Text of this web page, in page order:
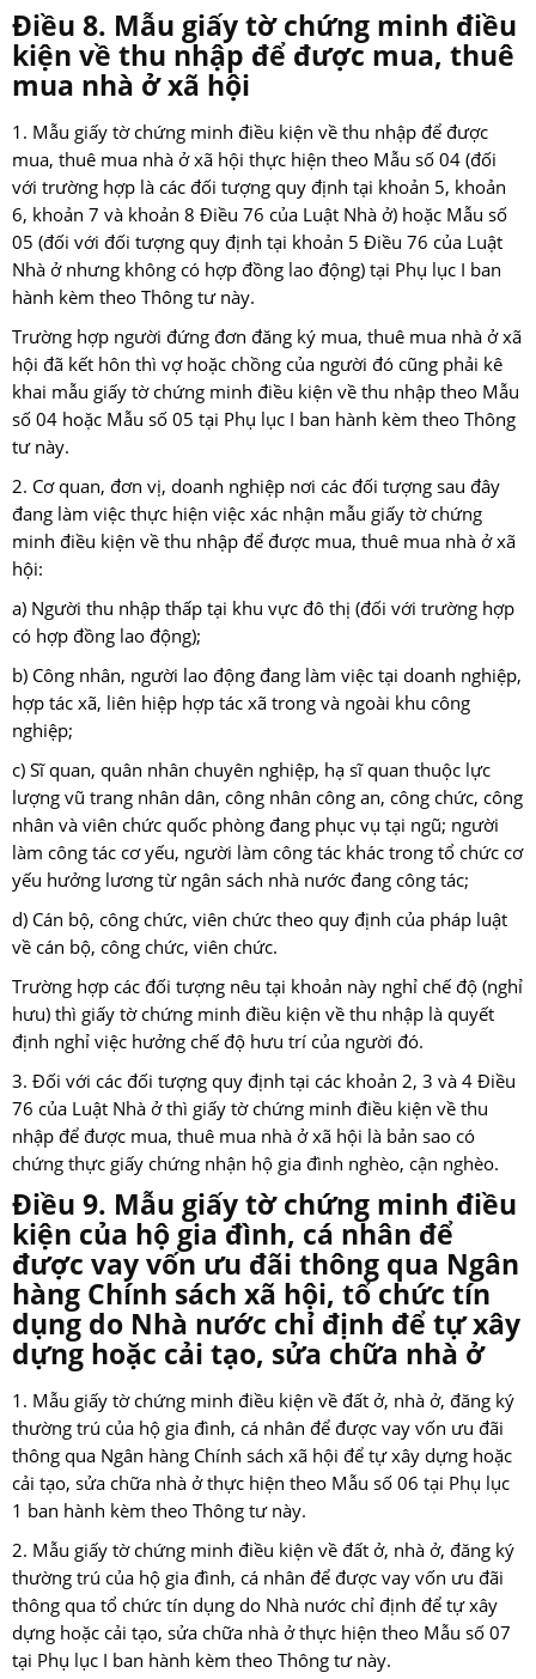
Điều 8. Mẫu giấy tờ chứng minh điều
kiện về thu nhập để được mua, thuê
mua nhà ở xã hội
1. Mẫu giấy tờ chứng minh điều kiện về thu nhập để được
mua, thuê mua nhà ở xã hội thực hiện theo Mẫu số 04 (đối
với trường hợp là các đối tượng quy định tại khoản 5, khoản
6, khoản 7 và khoản 8 Điều 76 của Luật Nhà ở) hoặc Mẫu số
05 (đối với đối tượng quy định tại khoản 5 Điều 76 của Luật
Nhà ở nhưng không có hợp đồng lao động) tại Phụ lục I ban
hành kèm theo Thông tư này.
Trường hợp người đứng đơn đăng ký mua, thuê mua nhà ở xã
hội đã kết hôn thì vợ hoặc chồng của người đó cũng phải kê
khai mẫu giấy tờ chứng minh điều kiện về thu nhập theo Mẫu
số 04 hoặc Mẫu số 05 tại Phụ lục I ban hành kèm theo Thông
tư này.
2. Cơ quan, đơn vị, doanh nghiệp nơi các đối tượng sau đây
đang làm việc thực hiện việc xác nhận mẫu giấy tờ chứng
minh điều kiện về thu nhập để được mua, thuê mua nhà ở xã
hội:
a) Người thu nhập thấp tại khu vực đô thị (đối với trường hợp
có hợp đồng lao động);
b) Công nhân, người lao động đang làm việc tại doanh nghiệp,
hợp tác xã, liên hiệp hợp tác xã trong và ngoài khu công
nghiệp;
c) Sĩ quan, quân nhân chuyên nghiệp, hạ sĩ quan thuộc lực
lượng vũ trang nhân dân, công nhân công an, công chức, công
nhân và viên chức quốc phòng đang phục vụ tại ngũ; người
làm công tác cơ yếu, người làm công tác khác trong tổ chức cơ
yếu hưởng lương từ ngân sách nhà nước đang công tác;
d) Cán bộ, công chức, viên chức theo quy định của pháp luật
về cán bộ, công chức, viên chức.
Trường hợp các đối tượng nêu tại khoản này nghỉ chế độ (nghỉ
hưu) thì giấy tờ chứng minh điều kiện về thu nhập là quyết
định nghỉ việc hưởng chế độ hưu trí của người đó.
3. Đối với các đối tượng quy định tại các khoản 2, 3 và 4 Điều
76 của Luật Nhà ở thì giấy tờ chứng minh điều kiện về thu
nhập để được mua, thuê mua nhà ở xã hội là bản sao có
chứng thực giấy chứng nhận hộ gia đình nghèo, cận nghèo.
Điều 9. Mẫu giấy tờ chứng minh điều
kiện của hộ gia đình, cá nhân để
được vay vốn ưu đãi thông qua Ngân
hàng Chính sách xã hội, tổ chức tín
dụng do Nhà nước chỉ định để tự xây
dựng hoặc cải tạo, sửa chữa nhà ở
1. Mẫu giấy tờ chứng minh điều kiện về đất ở, nhà ở, đăng ký
thường trú của hộ gia đình, cá nhân để được vay vốn ưu đãi
thông qua Ngân hàng Chính sách xã hội để tự xây dựng hoặc
cải tạo, sửa chữa nhà ở thực hiện theo Mẫu số 06 tại Phụ lục
1 ban hành kèm theo Thông tư này.
2. Mẫu giấy tờ chứng minh điều kiện về đất ở, nhà ở, đăng ký
thường trú của hộ gia đình, cá nhân để được vay vốn ưu đãi
thông qua tổ chức tín dụng do Nhà nước chỉ định để tự xây
dựng hoặc cải tạo, sửa chữa nhà ở thực hiện theo Mẫu số 07
tại Phụ lục I ban hành kèm theo Thông tư này.